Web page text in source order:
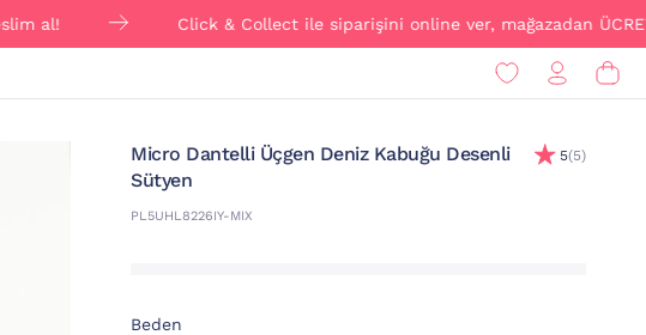
Click & Collect ile siparişini online ver, mağazadan ÜCRETSİZ
Micro Dantelli Üçgen Deniz Kabuğu Desenli
Sütyen
PL5UHL8226IY-MIX
5(5)
Beden